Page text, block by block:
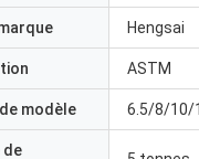
Hengsai
ASTM
modèle 6.5/8/10/
de